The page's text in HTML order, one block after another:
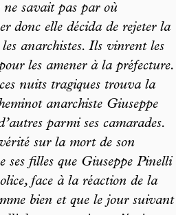
savait pas par où
donc elle décida de rejeter la
anarchistes. Ils vinrent les
les amener à la préfecture.
nuits tragiques trouva la
anarchiste Giuseppe
parmi ses camarades.
sur la mort de son
ses filles que Giuseppe Pinelli
face à la réaction de la
bien et que le jour suivant